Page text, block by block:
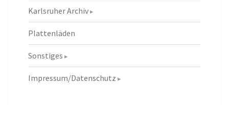
Karlsruher Archiv
Plattenläden
Sonstiges
Impressum/Datenschutz